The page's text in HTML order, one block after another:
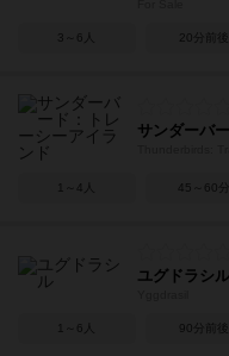
3～6人 20分前後
サンダーバ
1～4人 45～60分
ユグドラシル
1～6人 90分前後